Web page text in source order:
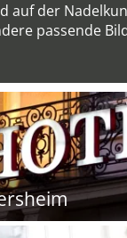
auf der
passende